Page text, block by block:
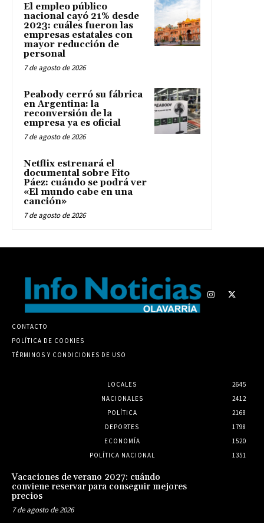
El empleo público
nacional cayó 21% desde
2023: cuáles fueron las
empresas estatales con
mayor reducción de
personal
7 de agosto de 2026
Peabody cerró su fábrica
en Argentina: la
reconversión de la
empresa ya es oficial
7 de agosto de 2026
Netflix estrenará el
documental sobre Fito
Páez: cuándo se podrá ver
«El mundo cabe en una
canción»
7 de agosto de 2026
CONTACTO
POLÍTICA DE COOKIES
TÉRMINOS Y CONDICIONES DE USO
LOCALES
2645
NACIONALES
2412
POLÍTICA
2168
DEPORTES
1798
ECONOMÍA
1520
POLÍTICA NACIONAL
1351
Vacaciones de verano 2027: cuándo
conviene reservar para conseguir mejores
precios
7 de agosto de 2026